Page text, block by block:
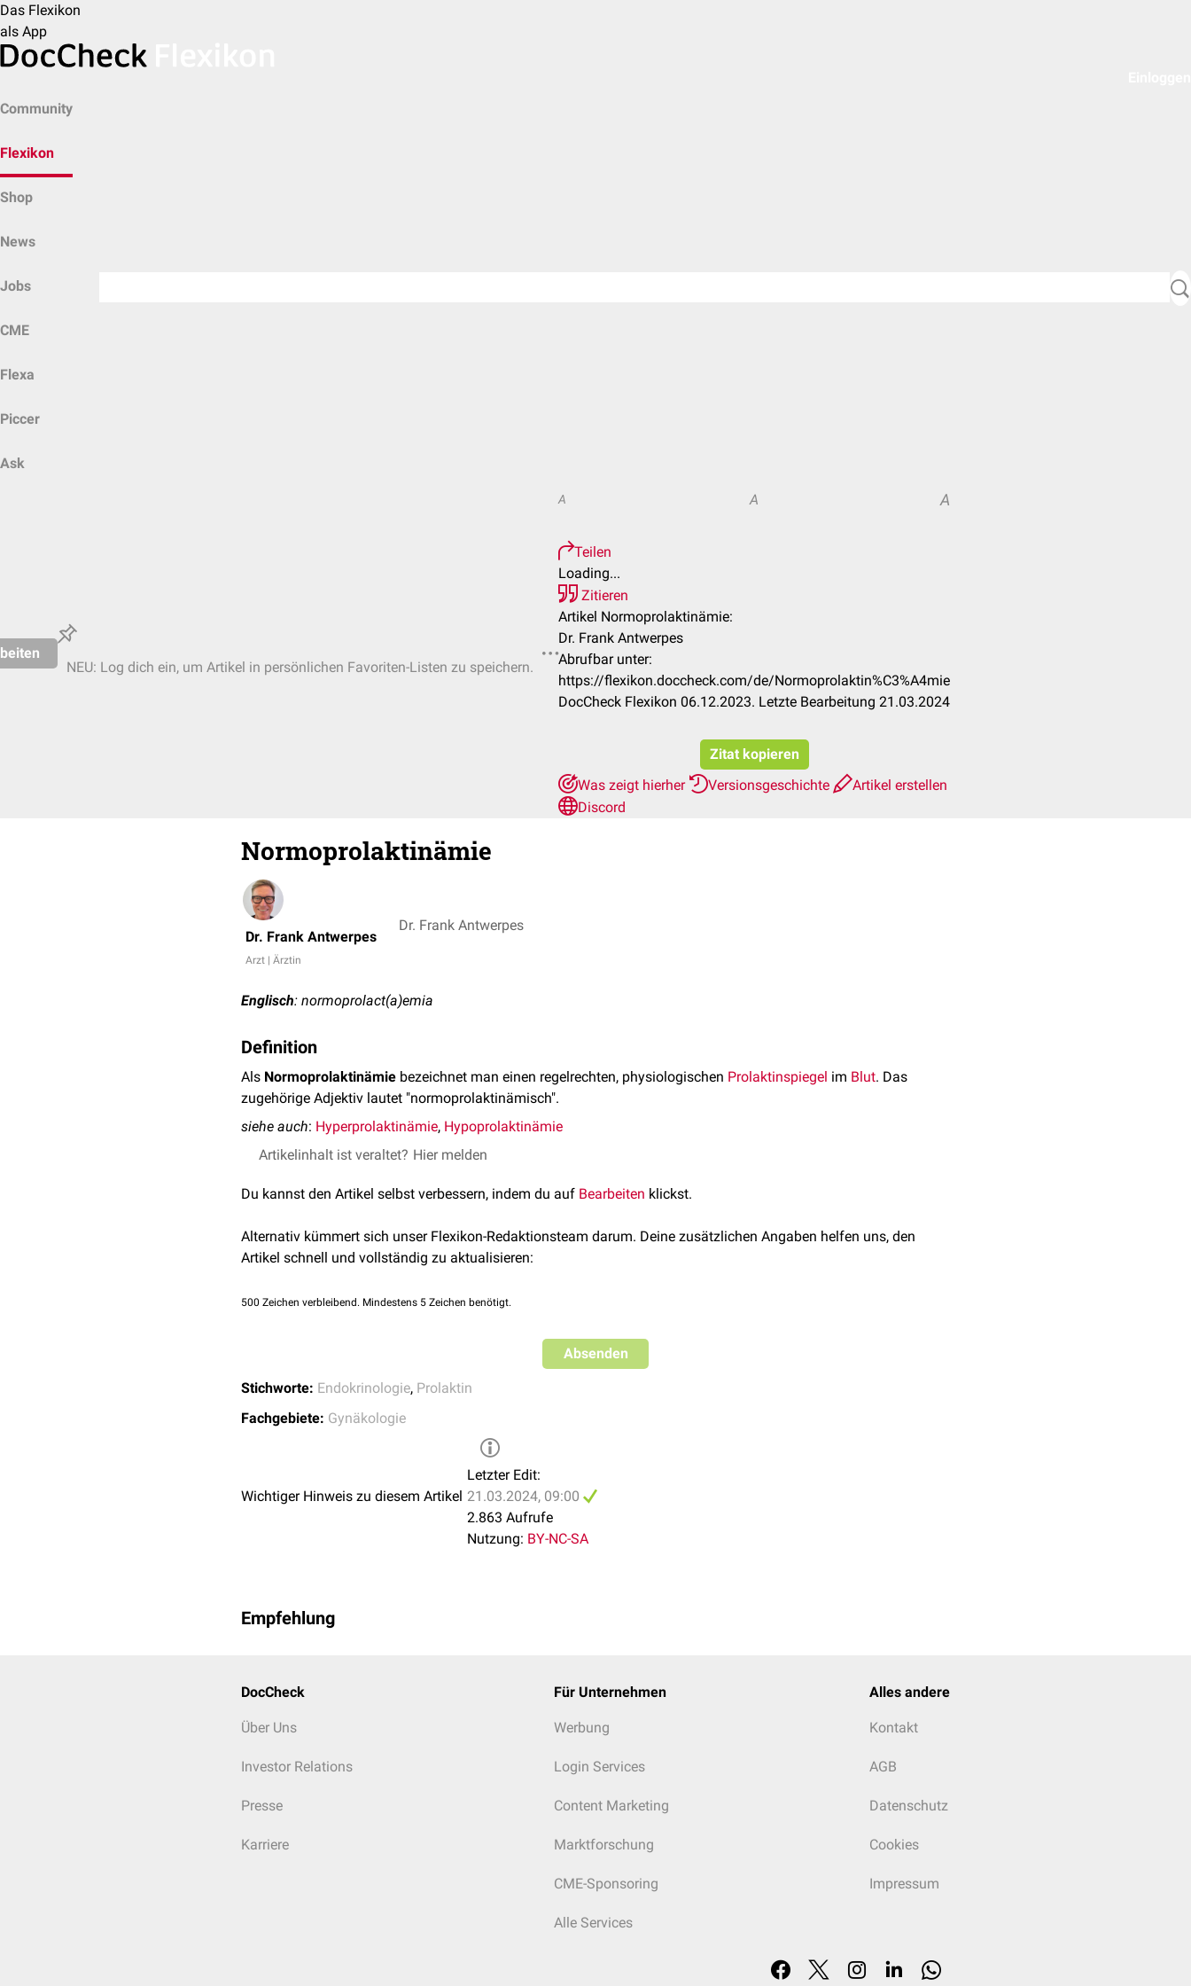
Das Flexikon
als App
Community
Flexikon
Shop
News
Jobs
CME
Flexa
Piccer
Ask
NEU: Log dich ein, um Artikel in persönlichen Favoriten-Listen zu speichern.
A A A
Teilen
Loading...
Zitieren
Artikel Normoprolaktinämie:
Dr. Frank Antwerpes
Abrufbar unter:
https://flexikon.doccheck.com/de/Normoprolaktin%C3%A4mie
DocCheck Flexikon 06.12.2023. Letzte Bearbeitung 21.03.2024
Zitat kopieren
Was zeigt hierher
Versionsgeschichte
Artikel erstellen
Discord
Normoprolaktinämie
Dr. Frank Antwerpes
Arzt | Ärztin
Dr. Frank Antwerpes
Englisch: normoprolact(a)emia
Definition
Als Normoprolaktinämie bezeichnet man einen regelrechten, physiologischen Prolaktinspiegel im Blut. Das
zugehörige Adjektiv lautet "normoprolaktinämisch".
siehe auch: Hyperprolaktinämie, Hypoprolaktinämie
Artikelinhalt ist veraltet? Hier melden
Du kannst den Artikel selbst verbessern, indem du auf Bearbeiten klickst.
Alternativ kümmert sich unser Flexikon-Redaktionsteam darum. Deine zusätzlichen Angaben helfen uns, den
Artikel schnell und vollständig zu aktualisieren:
500 Zeichen verbleibend. Mindestens 5 Zeichen benötigt.
Absenden
Stichworte: Endokrinologie, Prolaktin
Fachgebiete: Gynäkologie
Wichtiger Hinweis zu diesem Artikel
Letzter Edit:
21.03.2024, 09:00
2.863 Aufrufe
Nutzung: BY-NC-SA
Empfehlung
DocCheck
Über Uns
Investor Relations
Presse
Karriere
Für Unternehmen
Werbung
Login Services
Content Marketing
Marktforschung
CME-Sponsoring
Alle Services
Alles andere
Kontakt
AGB
Datenschutz
Cookies
Impressum